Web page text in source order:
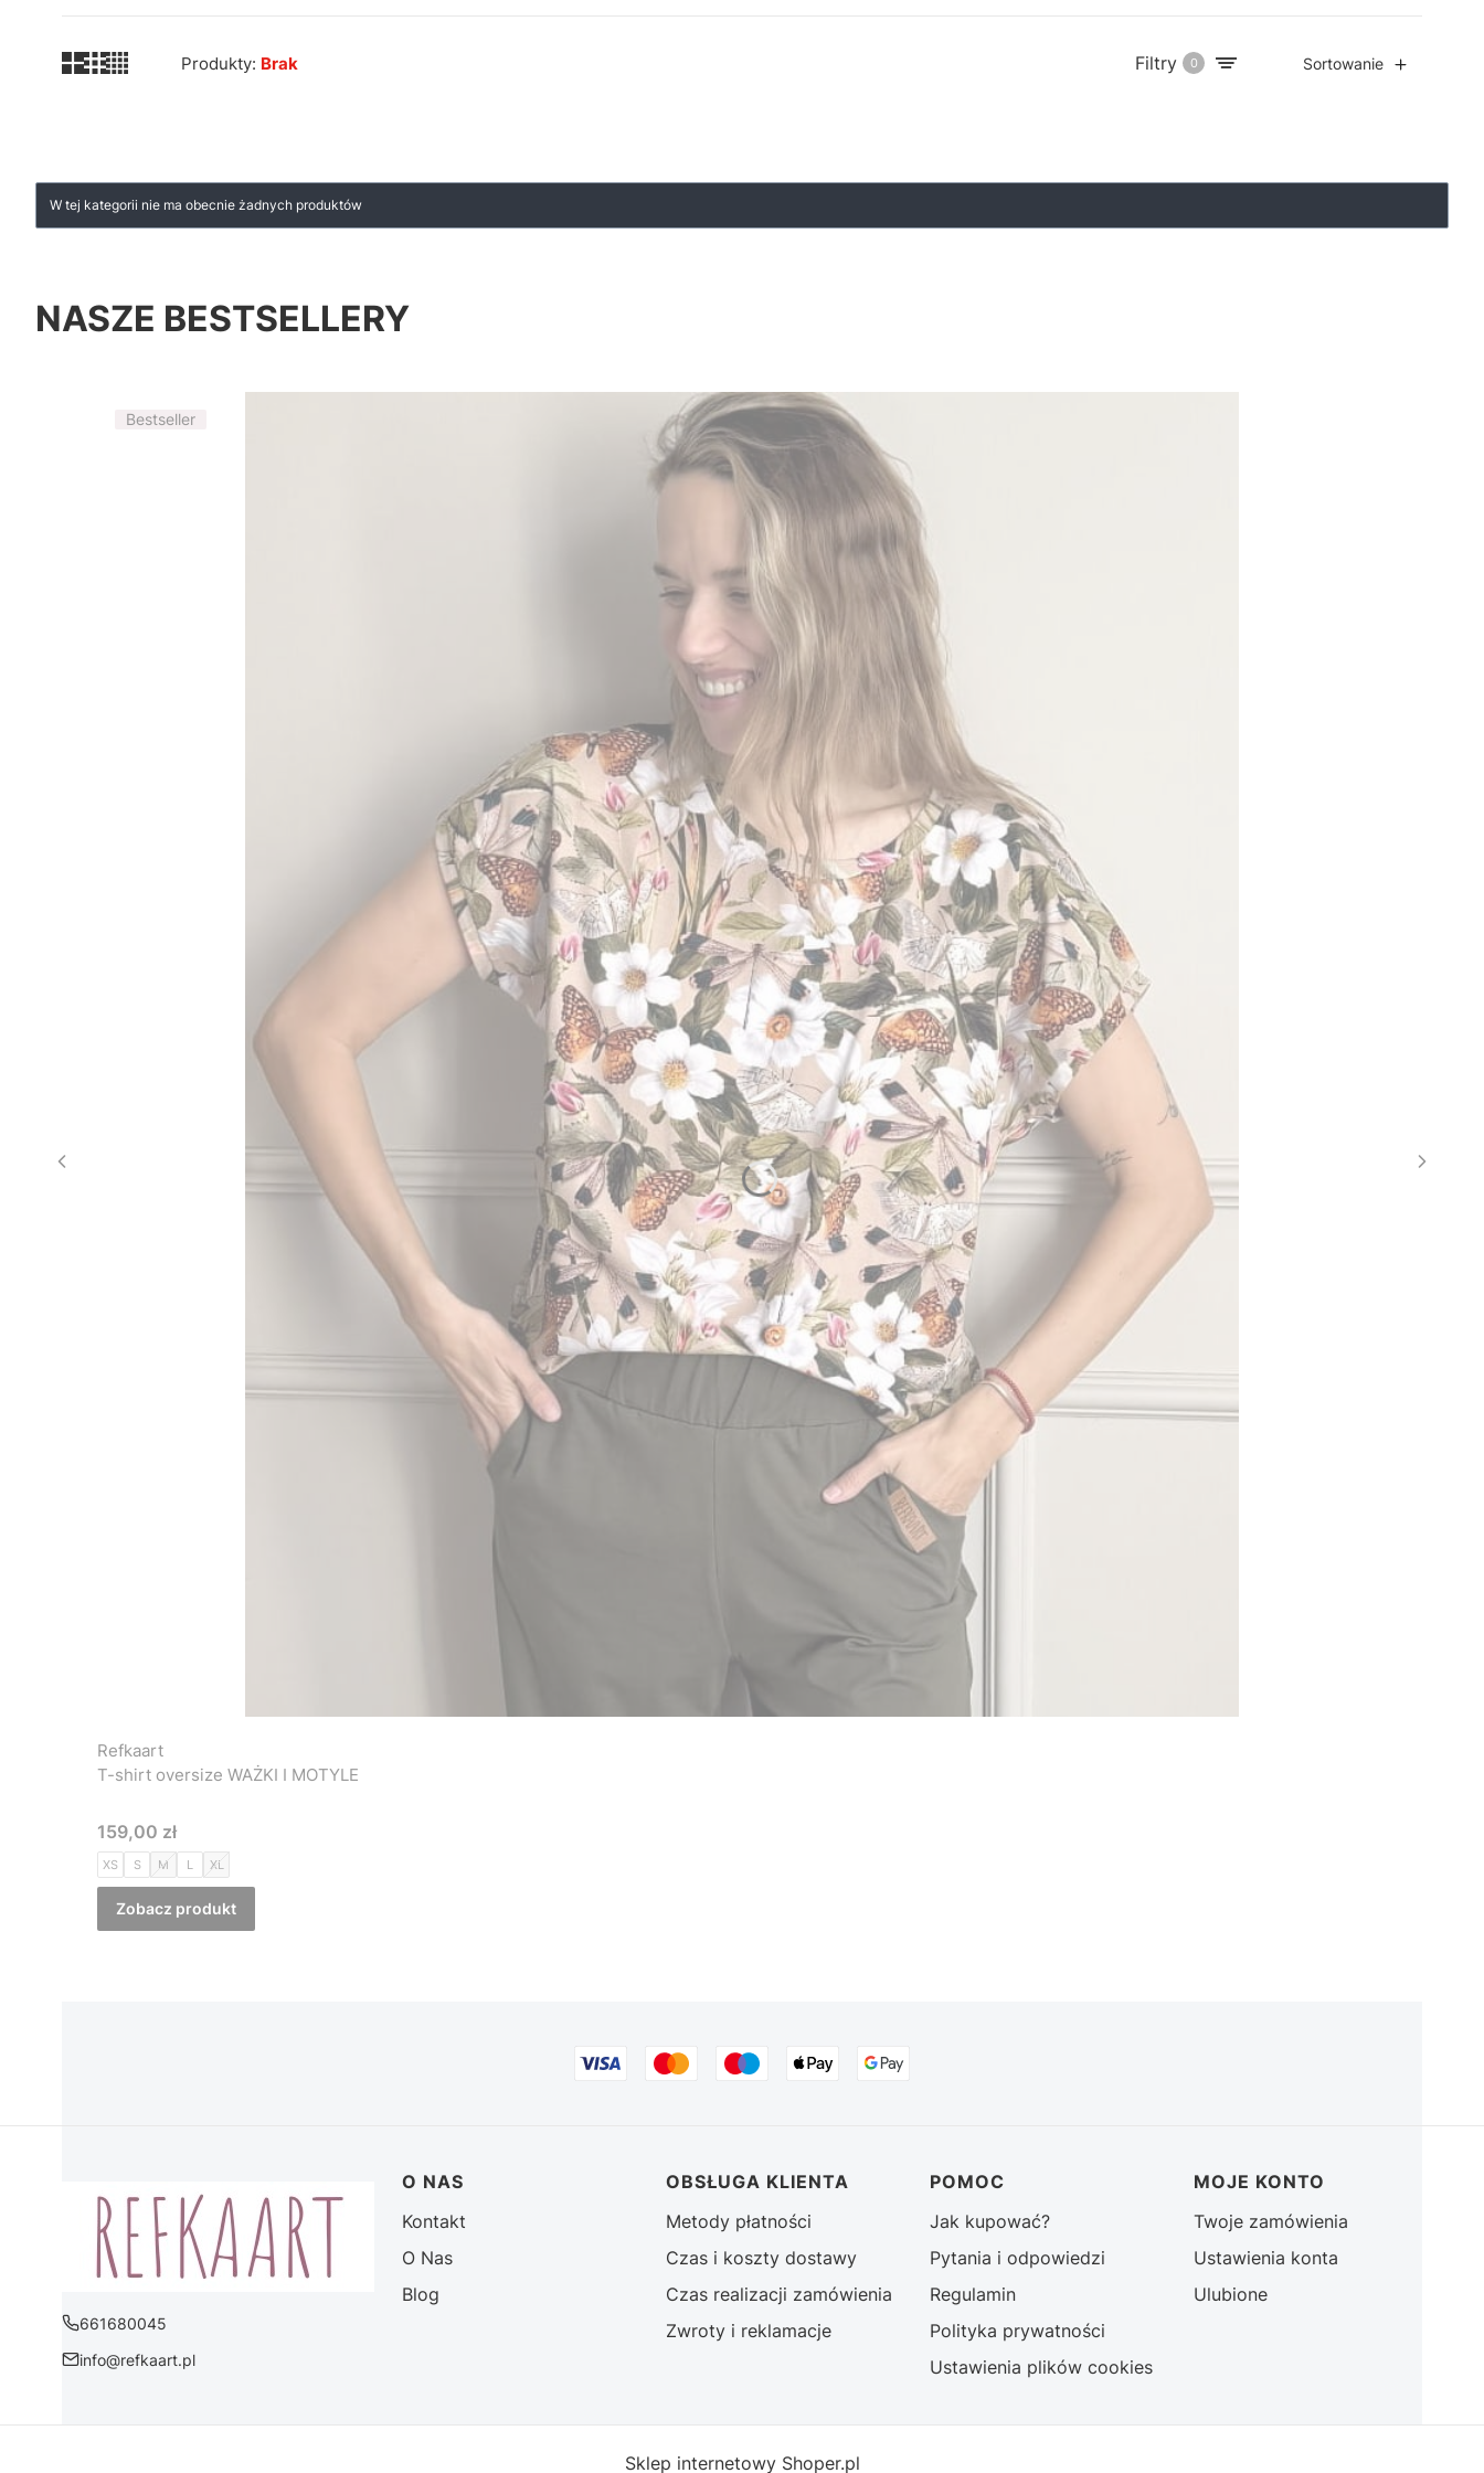
Produkty: Brak Filtry 0 Sortowanie
Lista produktów
W tej kategorii nie ma obecnie żadnych produktów
NASZE BESTSELLERY
Bestseller
T-shirt oversize WAŻKI I MOTYLE
Refkaart
Cena
159,00 zł
XS S M L XL
Zobacz produkt
661680045
info@refkaart.pl
Linki w stopce
O NAS
Kontakt
O Nas
Blog
OBSŁUGA KLIENTA
Metody płatności
Czas i koszty dostawy
Czas realizacji zamówienia
Zwroty i reklamacje
POMOC
Jak kupować?
Pytania i odpowiedzi
Regulamin
Polityka prywatności
Ustawienia plików cookies
MOJE KONTO
Twoje zamówienia
Ustawienia konta
Ulubione
Sklep internetowy Shoper.pl